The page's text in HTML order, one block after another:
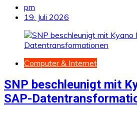
pm
19. Juli 2026
Computer & Internet
SNP beschleunigt mit
SAP-